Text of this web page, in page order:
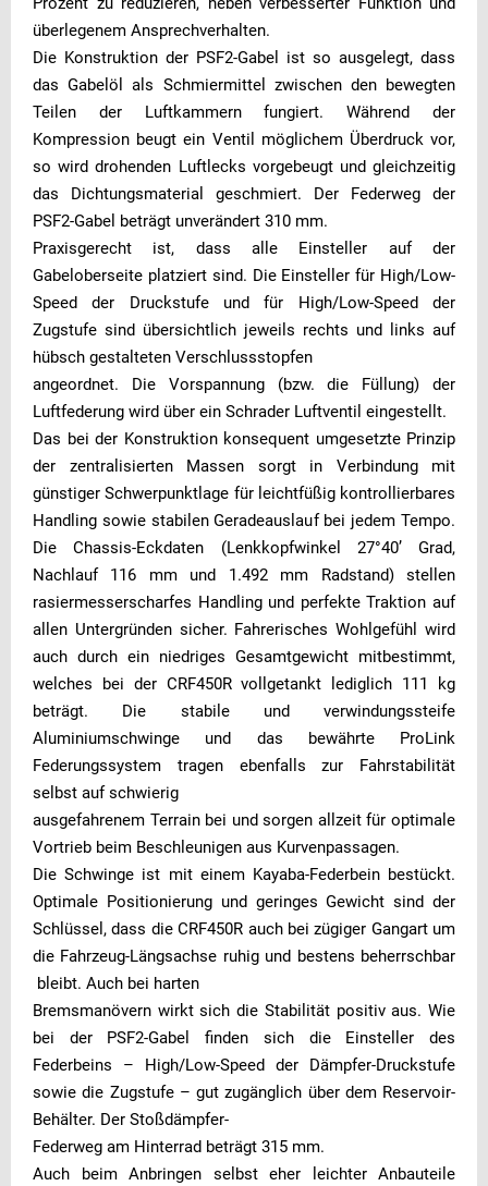
überlegenem Ansprechverhalten.
Die Konstruktion der PSF2-Gabel ist so ausgelegt, dass
das Gabelöl als Schmiermittel zwischen den bewegten
Teilen der Luftkammern fungiert. Während der
Kompression beugt ein Ventil möglichem Überdruck vor,
so wird drohenden Luftlecks vorgebeugt und gleichzeitig
das Dichtungsmaterial geschmiert. Der Federweg der
PSF2-Gabel beträgt unverändert 310 mm.
Praxisgerecht ist, dass alle Einsteller auf der
Gabeloberseite platziert sind. Die Einsteller für High/Low-
Speed der Druckstufe und für High/Low-Speed der
Zugstufe sind übersichtlich jeweils rechts und links auf
hübsch gestalteten Verschlussstopfen
angeordnet. Die Vorspannung (bzw. die Füllung) der
Luftfederung wird über ein Schrader Luftventil eingestellt.
Das bei der Konstruktion konsequent umgesetzte Prinzip
der zentralisierten Massen sorgt in Verbindung mit
günstiger Schwerpunktlage für leichtfüßig kontrollierbares
Handling sowie stabilen Geradeauslauf bei jedem Tempo.
Die Chassis-Eckdaten (Lenkkopfwinkel 27°40’ Grad,
Nachlauf 116 mm und 1.492 mm Radstand) stellen
rasiermesserscharfes Handling und perfekte Traktion auf
allen Untergründen sicher. Fahrerisches Wohlgefühl wird
auch durch ein niedriges Gesamtgewicht mitbestimmt,
welches bei der CRF450R vollgetankt lediglich 111 kg
beträgt. Die stabile und verwindungssteife
Aluminiumschwinge und das bewährte ProLink
Federungssystem tragen ebenfalls zur Fahrstabilität
selbst auf schwierig
ausgefahrenem Terrain bei und sorgen allzeit für optimale
Vortrieb beim Beschleunigen aus Kurvenpassagen.
Die Schwinge ist mit einem Kayaba-Federbein bestückt.
Optimale Positionierung und geringes Gewicht sind der
Schlüssel, dass die CRF450R auch bei zügiger Gangart um
die Fahrzeug-Längsachse ruhig und bestens beherrschbar
bleibt. Auch bei harten
Bremsmanövern wirkt sich die Stabilität positiv aus. Wie
bei der PSF2-Gabel finden sich die Einsteller des
Federbeins – High/Low-Speed der Dämpfer-Druckstufe
sowie die Zugstufe – gut zugänglich über dem Reservoir-
Behälter. Der Stoßdämpfer-
Federweg am Hinterrad beträgt 315 mm.
Auch beim Anbringen selbst eher leichter Anbauteile